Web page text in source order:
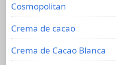
Cosmopolitan
Crema de cacao
Crema de Cacao Blanca